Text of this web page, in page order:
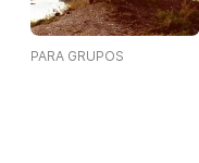
PARA GRUPOS